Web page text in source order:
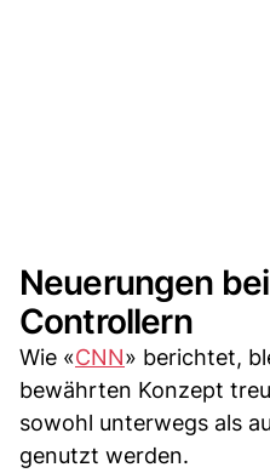
Neuerungen
Controllern
Wie «CNN» berichtet,
bewährten Konzept
sowohl unterwegs als
genutzt werden.